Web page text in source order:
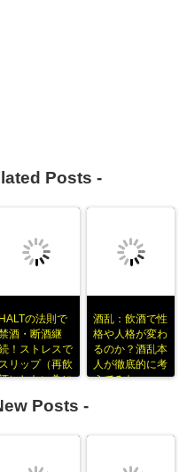
Posts -
HALTの法則で
酒・断酒継
！ストレスで
スリップ（再飲
）しない為に
酒乱：飲酒で性
格や人格が変わ
るのか？酒乱本
人が徹底的に考
えてみた
Posts -